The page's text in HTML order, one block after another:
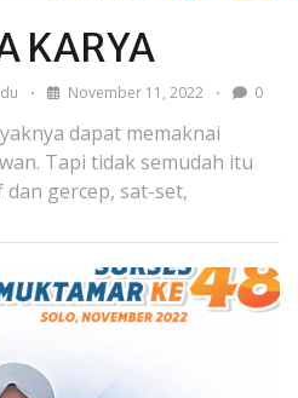
KARYA
November 11, 2022 0
dapat memaknai
Tapi tidak semudah itu
gercep, sat-set,